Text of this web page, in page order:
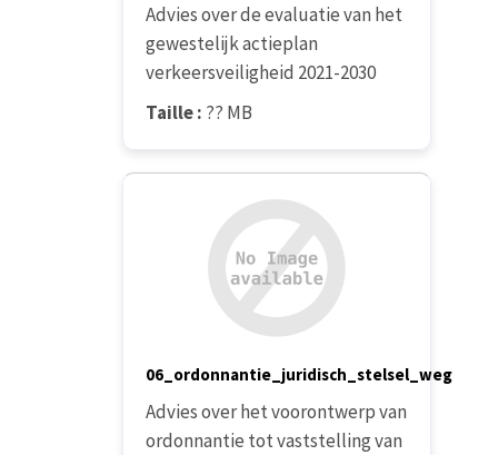
Advies over de evaluatie van het
gewestelijk actieplan
verkeersveiligheid 2021-2030
Taille : ?? MB
06_ordonnantie_juridisch_stelsel_weg
Advies over het voorontwerp van
ordonnantie tot vaststelling van